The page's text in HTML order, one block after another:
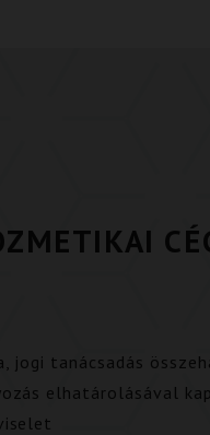
jogi tanácsadás
elhatárolásával